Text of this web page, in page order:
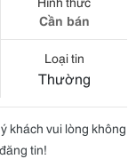
Cần bán
Loại tin
Thường
khách vui lòng không
tin!